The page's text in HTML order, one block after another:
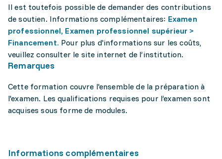
Il est toutefois possible de demander des contributions
de soutien. Informations complémentaires: Examen
professionnel, Examen professionnel supérieur >
Financement. Pour plus d'informations sur les coûts,
veuillez consulter le site internet de l’institution.
Remarques
Cette formation couvre l'ensemble de la préparation à
l'examen. Les qualifications requises pour l’examen sont
acquises sous forme de modules.
Informations complémentaires